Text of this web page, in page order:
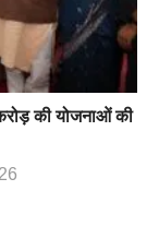
की योजनाओं की